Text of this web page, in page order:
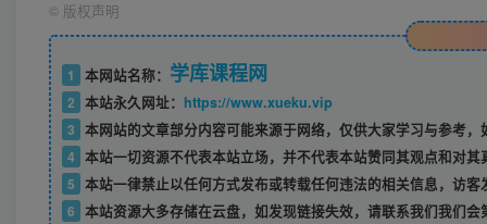
© 版权声明
1 本网站名称： 学库课程网
2 本站永久网址： https://www.xueku.vip
3 本网站的文章部分内容可能来源于网络，仅供大家学习与参考
4 本站一切资源不代表本站立场，并不代表本站赞同其观点和对其
5 本站一律禁止以任何方式发布或转载任何违法的相关信息，访客
6 本站资源大多存储在云盘，如发现链接失效，请联系我们我们会